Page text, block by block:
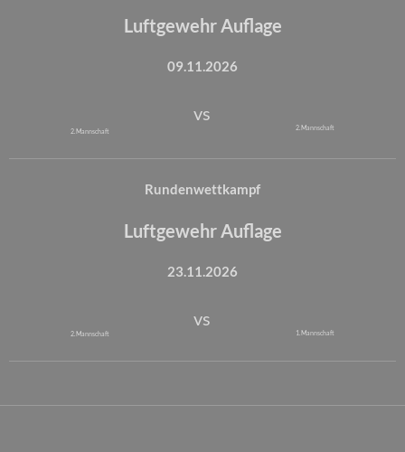
Luftgewehr Auflage
09.11.2026
2. Mannschaft
vs
2. Mannschaft
Rundenwettkampf
Luftgewehr Auflage
23.11.2026
2. Mannschaft
vs
1. Mannschaft